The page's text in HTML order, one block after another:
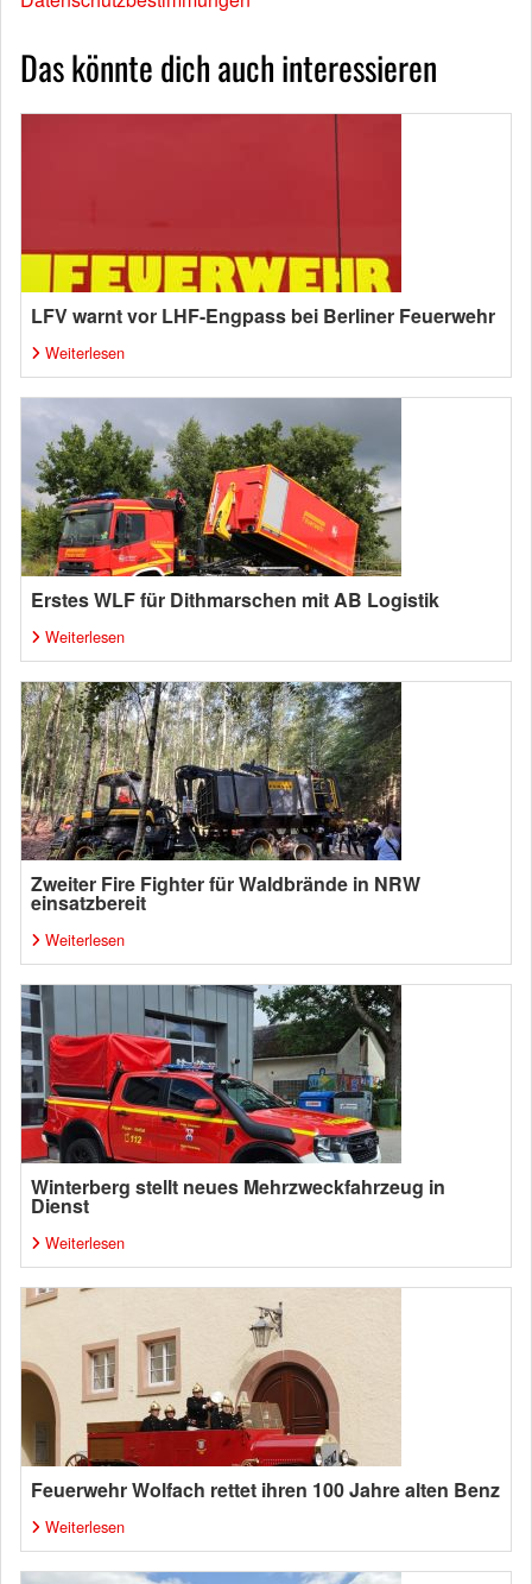
Das könnte dich auch interessieren
LFV warnt vor LHF-Engpass bei Berliner Feuerwehr
Weiterlesen
Erstes WLF für Dithmarschen mit AB Logistik
Weiterlesen
Zweiter Fire Fighter für Waldbrände in NRW
einsatzbereit
Weiterlesen
Winterberg stellt neues Mehrzweckfahrzeug in
Dienst
Weiterlesen
Feuerwehr Wolfach rettet ihren 100 Jahre alten Benz
Weiterlesen